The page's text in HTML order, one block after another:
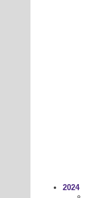
2024